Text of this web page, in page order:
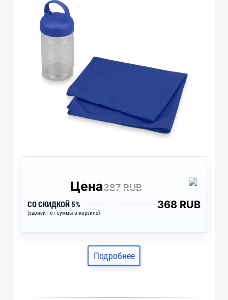
Цена387 RUB
СО СКИДКОЙ 5%
(зависит от суммы в корзине)
368 RUB
Подробнее